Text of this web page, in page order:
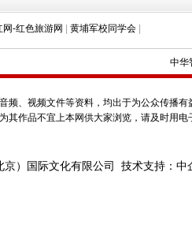
网-红色旅游网 | 黄埔军校同学会 |
中华
、视频文件等资料，均出于为公众传播
其作品不宜上本网供大家浏览，请及时用
京）国际文化有限公司 技术支持：